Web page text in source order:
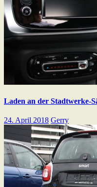
Laden an der Stadtwerke-
24. April 2018 Gerry